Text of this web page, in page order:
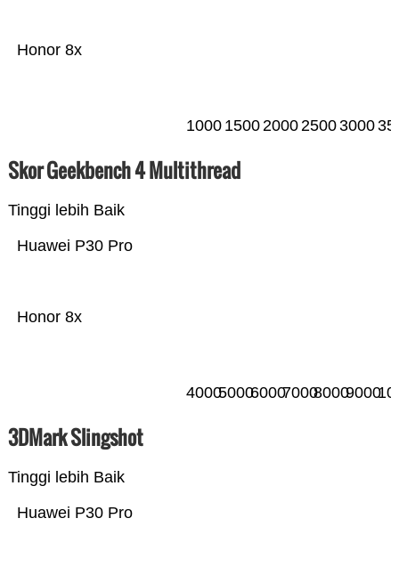
Honor 8x
1000 1500200025003000
Skor Geekbench 4 Multithread
Tinggi lebih Baik
Honor 8x
Huawei P30 Pro
400050006000700080009000
3DMark Slingshot
Tinggi lebih Baik
Huawei P30 Pro